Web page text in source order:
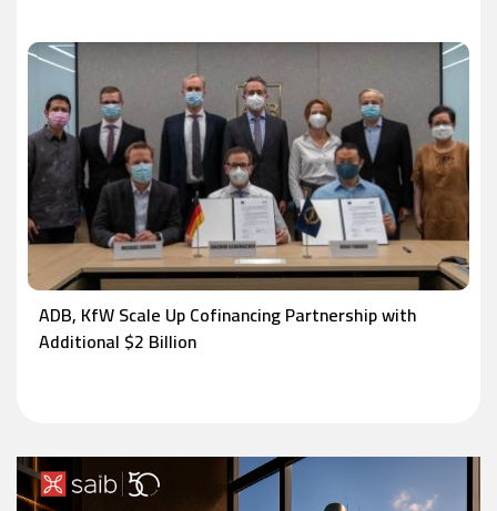
ADB, KfW Scale Up Cofinancing Partnership with
Additional $2 Billion